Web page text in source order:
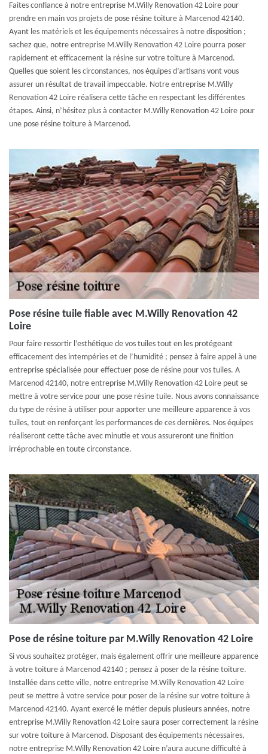
Faites confiance à notre entreprise M.Willy Renovation 42 Loire pour
prendre en main vos projets de pose résine toiture à Marcenod 42140.
Ayant les matériels et les équipements nécessaires à notre disposition ;
sachez que, notre entreprise M.Willy Renovation 42 Loire pourra poser
rapidement et efficacement la résine sur votre toiture à Marcenod.
Quelles que soient les circonstances, nos équipes d’artisans vont vous
assurer un résultat de travail impeccable. Notre entreprise M.Willy
Renovation 42 Loire réalisera cette tâche en respectant les différentes
étapes. Ainsi, n’hésitez plus à contacter M.Willy Renovation 42 Loire pour
une pose résine toiture à Marcenod.
Pose résine tuile fiable avec M.Willy Renovation 42
Loire
Pour faire ressortir l’esthétique de vos tuiles tout en les protégeant
efficacement des intempéries et de l’humidité ; pensez à faire appel à une
entreprise spécialisée pour effectuer pose de résine pour vos tuiles. A
Marcenod 42140, notre entreprise M.Willy Renovation 42 Loire peut se
mettre à votre service pour une pose résine tuile. Nous avons connaissance
du type de résine à utiliser pour apporter une meilleure apparence à vos
tuiles, tout en renforçant les performances de ces dernières. Nos équipes
réaliseront cette tâche avec minutie et vous assureront une finition
irréprochable en toute circonstance.
Pose de résine toiture par M.Willy Renovation 42 Loire
Si vous souhaitez protéger, mais également offrir une meilleure apparence
à votre toiture à Marcenod 42140 ; pensez à poser de la résine toiture.
Installée dans cette ville, notre entreprise M.Willy Renovation 42 Loire
peut se mettre à votre service pour poser de la résine sur votre toiture à
Marcenod 42140. Ayant exercé le métier depuis plusieurs années, notre
entreprise M.Willy Renovation 42 Loire saura poser correctement la résine
sur votre toiture à Marcenod. Disposant des équipements nécessaires,
notre entreprise M.Willy Renovation 42 Loire n’aura aucune difficulté à